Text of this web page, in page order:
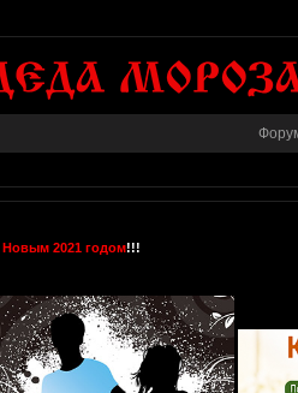
Новым 2021 годом!!!